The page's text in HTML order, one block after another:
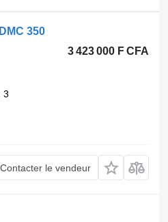
350
3 423 000 F CFA
3
Contacter le vendeur